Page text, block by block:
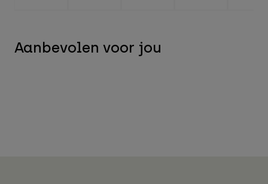
Aanbevolen voor jou